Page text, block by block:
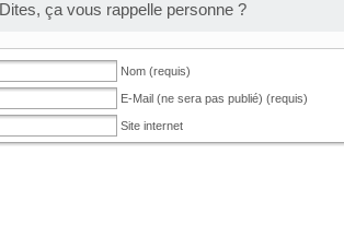
Dites, ça vous rappelle personne ?
Nom (requis)
E-Mail (ne sera pas publié) (requis)
Site internet